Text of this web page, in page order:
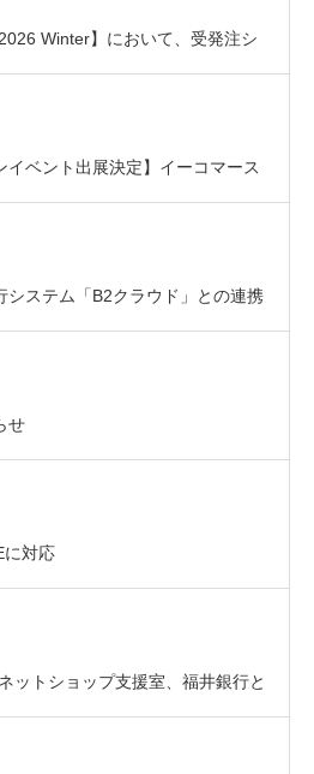
Winter】において、受発注シ
イベント出展決定】イーコマース
たします
システム「B2クラウド」との連携
せ
に対応
ットショップ支援室、福井銀行と